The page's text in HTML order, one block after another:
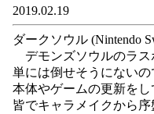
2019.02.19
ダークソウル (Nintendo
デモンズソウルのラス
単には倒せそうにない
本体やゲームの更新を
皆でキャラメイクから序